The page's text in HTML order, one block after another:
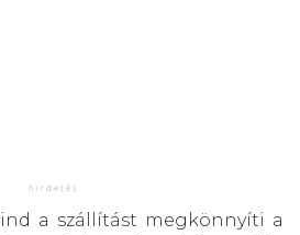
a szállítást megkönnyíti a